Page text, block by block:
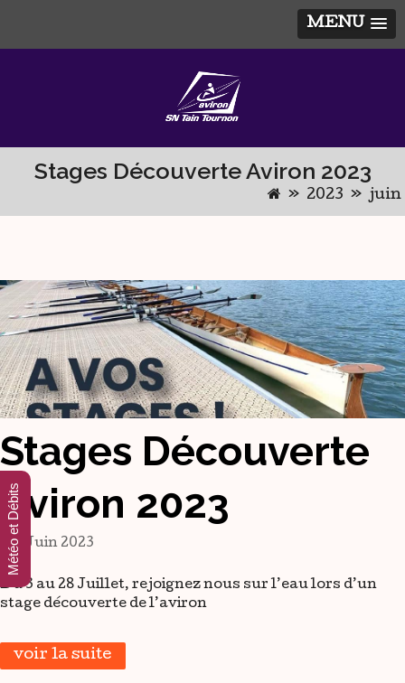
MENU
Stages Découverte Aviron 2023
» 2023 » juin
Stages Découverte
Aviron 2023
1 Juin 2023
Du 3 au 28 Juillet, rejoignez nous sur l’eau lors d’un
stage découverte de l’aviron
voir la suite
Météo et Débits